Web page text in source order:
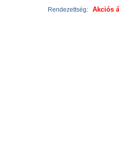
Rendezettség: Akciós